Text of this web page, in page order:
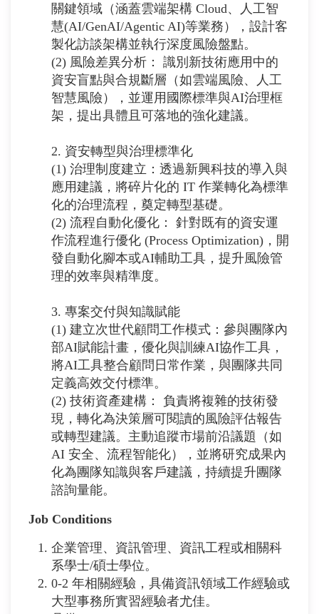
關鍵領域（涵蓋雲端架構 Cloud、人工智
慧(AI/GenAI/Agentic AI)等業務），設計客
製化訪談架構並執行深度風險盤點。
(2) 風險差異分析： 識別新技術應用中的
資安盲點與合規斷層（如雲端風險、人工
智慧風險），並運用國際標準與AI治理框
架，提出具體且可落地的強化建議。
2. 資安轉型與治理標準化
(1) 治理制度建立：透過新興科技的導入與
應用建議，將碎片化的 IT 作業轉化為標準
化的治理流程，奠定轉型基礎。
(2) 流程自動化優化： 針對既有的資安運
作流程進行優化 (Process Optimization)，開
發自動化腳本或AI輔助工具，提升風險管
理的效率與精準度。
3. 專案交付與知識賦能
(1) 建立次世代顧問工作模式：參與團隊內
部AI賦能計畫，優化與訓練AI協作工具，
將AI工具整合顧問日常作業，與團隊共同
定義高效交付標準。
(2) 技術資產建構： 負責將複雜的技術發
現，轉化為決策層可閱讀的風險評估報告
或轉型建議。主動追蹤市場前沿議題（如
AI 安全、流程智能化），並將研究成果內
化為團隊知識與客戶建議，持續提升團隊
諮詢量能。
Job Conditions
企業管理、資訊管理、資訊工程或相關科
系學士/碩士學位。
0-2 年相關經驗，具備資訊領域工作經驗或
大型事務所實習經驗者尤佳。